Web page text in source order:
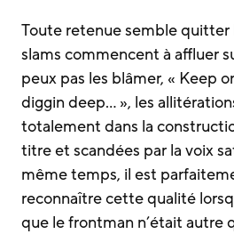
Toute retenue semble quitter
slams commencent à affluer
peux pas les blâmer, « Keep
diggin deep… », les
totalement dans la
titre et scandées par la voix
même temps, il est
reconnaître cette qualité
que le frontman n’était autre